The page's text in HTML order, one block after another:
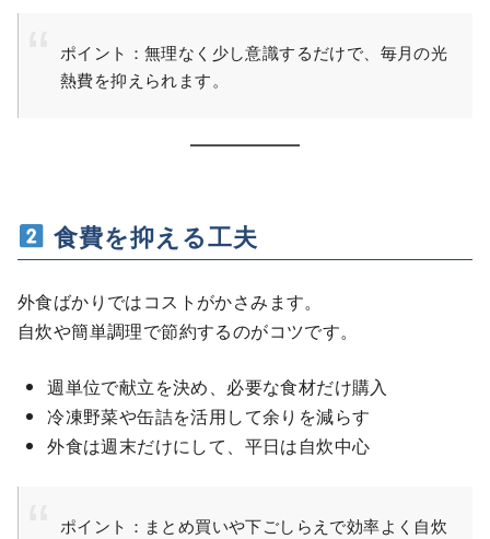
ポイント：無理なく少し意識するだけで、毎月の光
熱費を抑えられます。
食費を抑える工夫
外食ばかりではコストがかさみます。
自炊や簡単調理で節約するのがコツです。
週単位で献立を決め、必要な食材だけ購入
冷凍野菜や缶詰を活用して余りを減らす
外食は週末だけにして、平日は自炊中心
ポイント：まとめ買いや下ごしらえで効率よく自炊